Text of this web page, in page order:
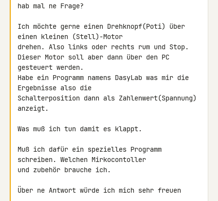
hab mal ne Frage?
Ich möchte gerne einen Drehknopf(Poti) über
einen kleinen (Stell)-Motor
drehen. Also links oder rechts rum und Stop.
Dieser Motor soll aber dann über den PC
gesteuert werden.
Habe ein Programm namens DasyLab was mir die
Ergebnisse also die
Schalterposition dann als Zahlenwert(Spannung)
anzeigt.
Was muß ich tun damit es klappt.
Muß ich dafür ein spezielles Programm
schreiben. Welchen Mirkocontoller
und zubehör brauche ich.
Über ne Antwort würde ich mich sehr freuen